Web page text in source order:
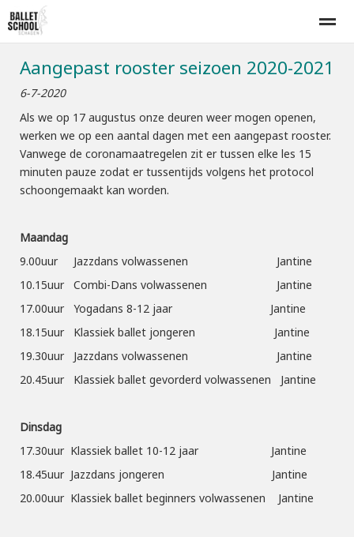
Home Lesrooster Inschrijven Proefles Tarieven
Agenda
Aangepast rooster seizoen 2020-2021
6-7-2020
Als we op 17 augustus onze deuren weer mogen openen,
werken we op een aantal dagen met een aangepast rooster.
Vanwege de coronamaatregelen zit er tussen elke les 15
minuten pauze zodat er tussentijds volgens het protocol
schoongemaakt kan worden.
Maandag
9.00uur Jazzdans volwassenen Jantine
10.15uur Combi-Dans volwassenen Jantine
17.00uur Yogadans 8-12 jaar Jantine
18.15uur Klassiek ballet jongeren Jantine
19.30uur Jazzdans volwassenen Jantine
20.45uur Klassiek ballet gevorderd volwassenen Jantine
Dinsdag
17.30uur Klassiek ballet 10-12 jaar Jantine
18.45uur Jazzdans jongeren Jantine
20.00uur Klassiek ballet beginners volwassenen Jantine